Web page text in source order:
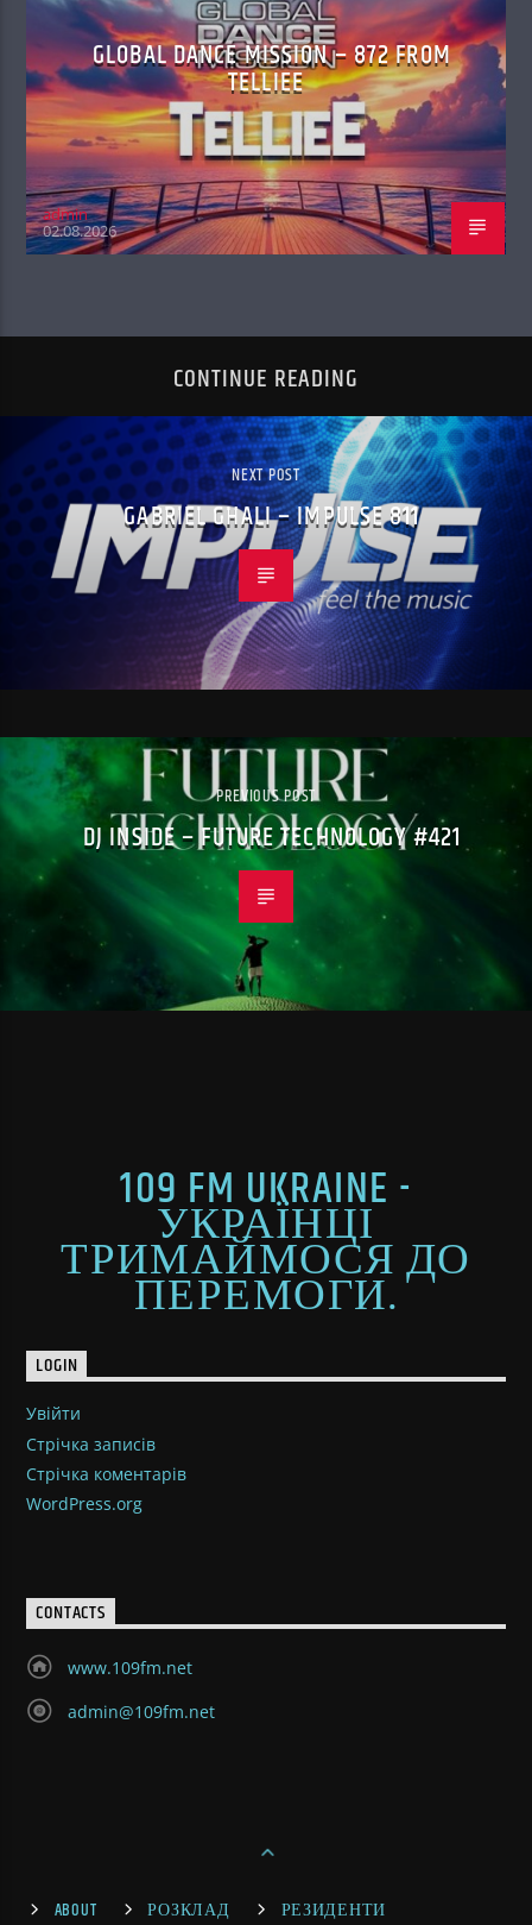
GLOBAL DANCE MISSION – 872 FROM
TELLIEE
admin
02.08.2026
CONTINUE READING
NEXT POST
GABRIEL GHALI – IMPULSE 811
PREVIOUS POST
DJ INSIDE – FUTURE TECHNOLOGY #421
109 FM UKRAINE -
УКРАЇНЦІ
ТРИМАЙМОСЯ ДО
ПЕРЕМОГИ.
LOGIN
Увійти
Стрічка записів
Стрічка коментарів
WordPress.org
CONTACTS
www.109fm.net
admin@109fm.net
ABOUT РОЗКЛАД
РЕЗИДЕНТИ